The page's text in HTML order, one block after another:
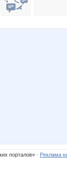
порталов» · Реклама